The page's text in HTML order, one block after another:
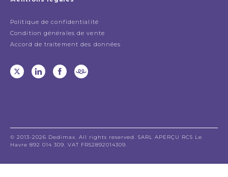
Politique de confidentialité
Condition générales de vente
Accord de traitement des données
© 2013-2026 Dedimax. All rights reserved. SARL APERÇU RCS Le
Havre 892 014 309. VAT FR52892014309.